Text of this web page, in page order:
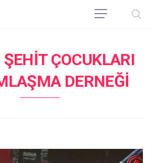
ŞEHIT ÇOCUKLARI
DERNEĞI